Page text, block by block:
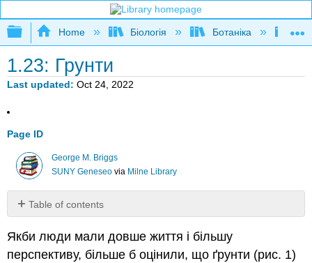
Expand/collapse global hierarchy
Home Біологія Ботаніка
1.23: Грунти
Last updated Oct 24, 2022
Page ID
George M. Briggs
SUNY Geneseovia Milne Library
Table of contents
бруду
-
Якби люди мали довше життя і більшу
перспективу, більше б оцінили, що ґрунти (рис. 1)